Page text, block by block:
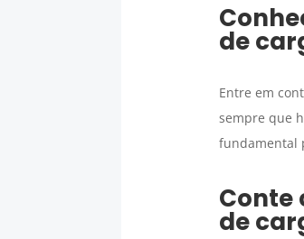
de
Entre em
sempre que
fundamental
Conte
de